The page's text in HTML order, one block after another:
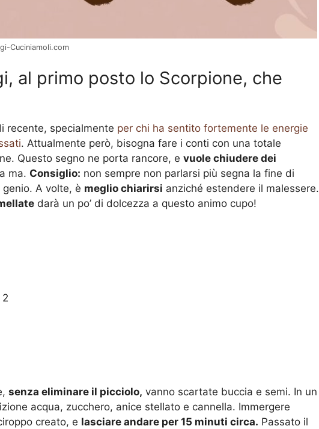
Cuciniamoli.com
al primo posto lo Scorpione, che
recente, specialmente per chi ha sentito fortemente le energie
. Attualmente però, bisogna fare i conti con una totale
Questo segno ne porta rancore, e vuole chiudere dei
ma. Consiglio: non sempre non parlarsi più segna la fine di
A volte, è meglio chiarirsi anziché estendere il malessere.
darà un po’ di dolcezza a questo animo cupo!
senza eliminare il picciolo, vanno scartate buccia e semi. In un
acqua, zucchero, anice stellato e cannella. Immergere
creato, e lasciare andare per 15 minuti circa. Passato il